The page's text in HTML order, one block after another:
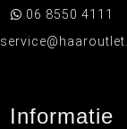
06 8550 4111
Informatie